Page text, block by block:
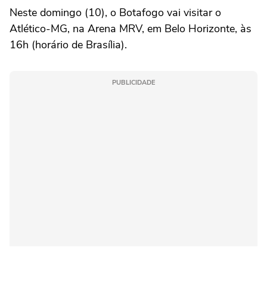
Neste domingo (10), o Botafogo vai visitar o
Atlético-MG, na Arena MRV, em Belo Horizonte, às
16h (horário de Brasília).
PUBLICIDADE